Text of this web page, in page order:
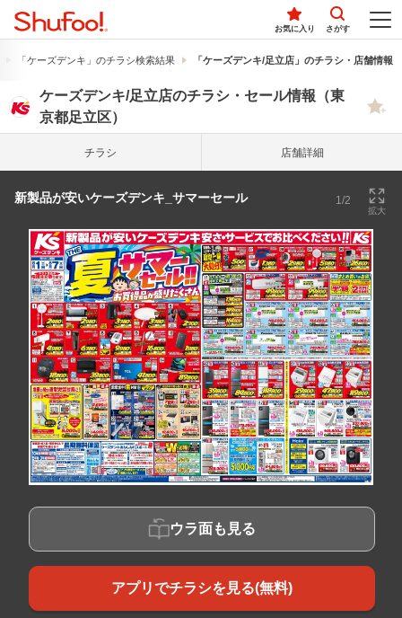
お気に入り さがす
「ケーズデンキ」のチラシ検索結果 「ケーズデンキ/足立店」のチラシ・店舗情報
ケーズデンキ/足立店のチラシ・セール情報（東
京都足立区）
チラシ 店舗詳細
新製品が安いケーズデンキ_サマーセール 1/2
拡大
ウラ面も見る
アプリでチラシを見る(無料)